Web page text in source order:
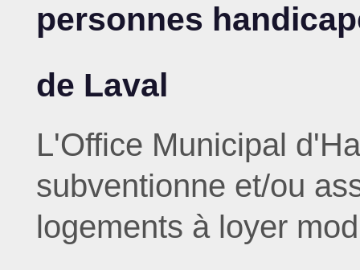
personnes
de Laval
L'Office Municipal
subventionne et/ou
logements à loyer